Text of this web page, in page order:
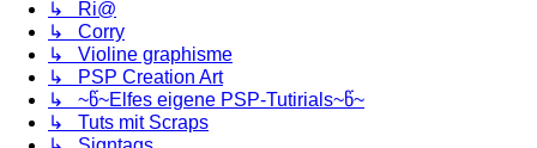
↳ Ri@
↳ Corry
↳ Violine graphisme
↳ PSP Creation Art
↳ ~წ~Elfes eigene PSP-Tutirials~წ~
↳ Tuts mit Scraps